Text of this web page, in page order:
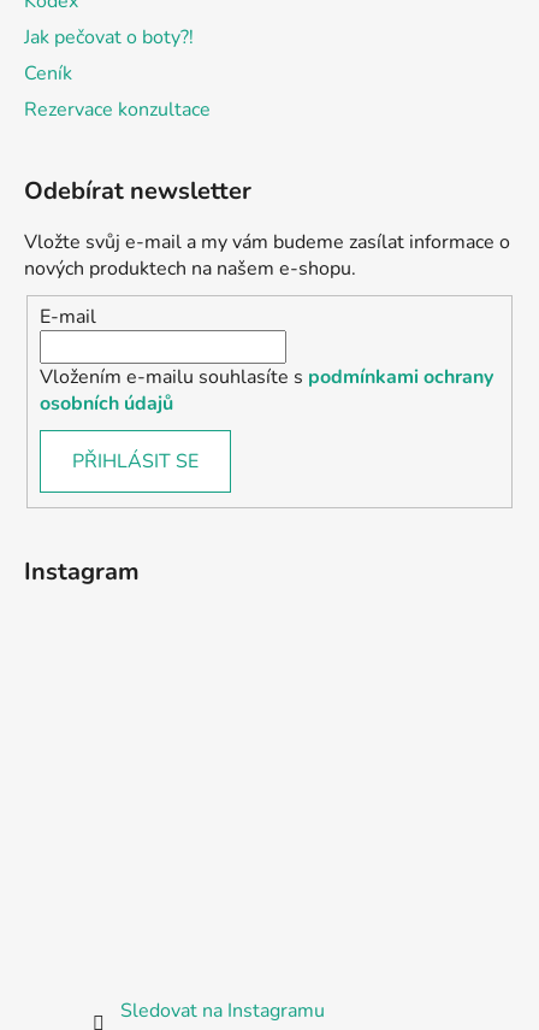
Jak pečovat o boty?!
Ceník
Rezervace konzultace
Odebírat newsletter
Vložte svůj e-mail a my vám budeme zasílat informace o
nových produktech na našem e-shopu.
E-mail
Vložením e-mailu souhlasíte s podmínkami ochrany
osobních údajů
PŘIHLÁSIT SE
Instagram
Sledovat na Instagramu